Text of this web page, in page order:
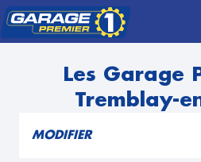
Les Garage
Tremblay-
MODIFIER